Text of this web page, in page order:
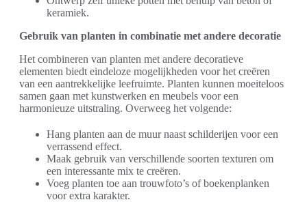
keramiek.
Gebruik van planten in combinatie met andere decoratie
Het combineren van planten met andere decoratieve
elementen biedt eindeloze mogelijkheden voor het creëren
van een aantrekkelijke leefruimte. Planten kunnen moeiteloos
samen gaan met kunstwerken en meubels voor een
harmonieuze uitstraling. Overweeg het volgende:
Hang planten aan de muur naast schilderijen voor een
verrassend effect.
Maak gebruik van verschillende soorten texturen om
een interessante mix te creëren.
Voeg planten toe aan trouwfoto’s of boekenplanken
voor extra karakter.